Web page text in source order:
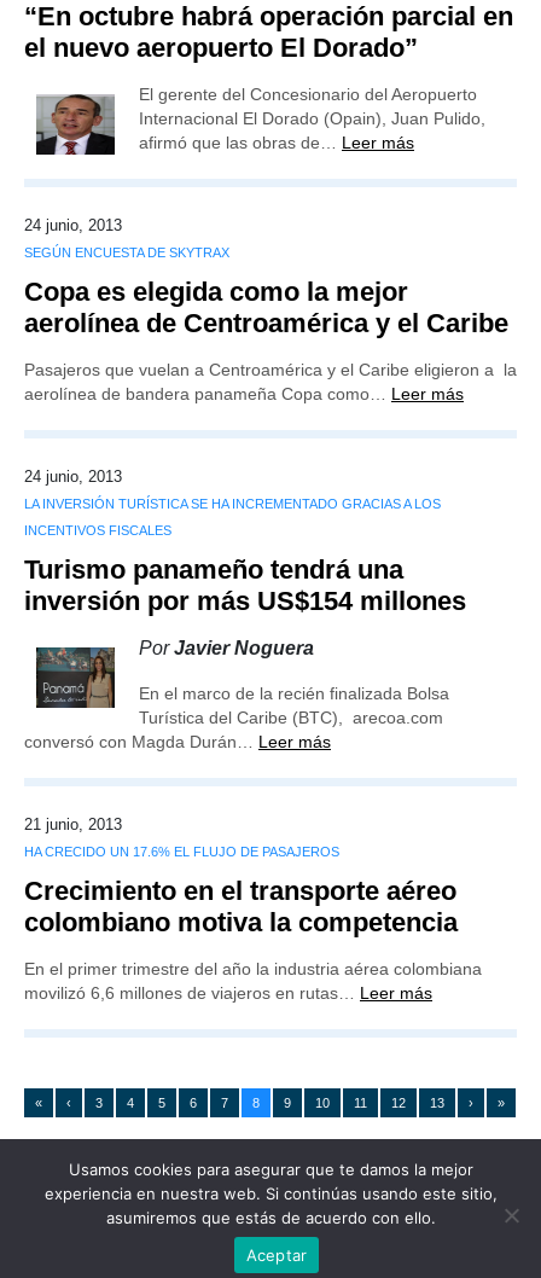
“En octubre habrá operación parcial en
el nuevo aeropuerto El Dorado”
El gerente del Concesionario del Aeropuerto
Internacional El Dorado (Opain), Juan Pulido,
afirmó que las obras de… Leer más
24 junio, 2013
SEGÚN ENCUESTA DE SKYTRAX
Copa es elegida como la mejor
aerolínea de Centroamérica y el Caribe
Pasajeros que vuelan a Centroamérica y el Caribe eligieron a la
aerolínea de bandera panameña Copa como… Leer más
24 junio, 2013
LA INVERSIÓN TURÍSTICA SE HA INCREMENTADO GRACIAS A LOS
INCENTIVOS FISCALES
Turismo panameño tendrá una
inversión por más US$154 millones
PorJavier Noguera
En el marco de la recién finalizada Bolsa
Turística del Caribe (BTC), arecoa.com
conversó con Magda Durán… Leer más
21 junio, 2013
HA CRECIDO UN 17.6% EL FLUJO DE PASAJEROS
Crecimiento en el transporte aéreo
colombiano motiva la competencia
En el primer trimestre del año la industria aérea colombiana
movilizó 6,6 millones de viajeros en rutas… Leer más
« ‹ 3 4 5 6 7 8 9 10 11 12 13 › »
Usamos cookies para asegurar que te damos la mejor
experiencia en nuestra web. Si continúas usando este sitio,
asumiremos que estás de acuerdo con ello.
Aceptar
Publicidad Redacción Contacto
Todos los derechos reservados